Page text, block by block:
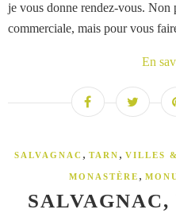
je vous donne rendez-vous.
commerciale, mais pour vous
En
SALVAGNAC , TARN , VILLES
MONASTÈRE ,